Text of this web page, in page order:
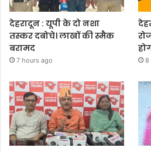
देहरादून : यूपी के दो नशा
तस्कर दबोचे। लाखों की स्मैक
बरामद
7 hours ago 8